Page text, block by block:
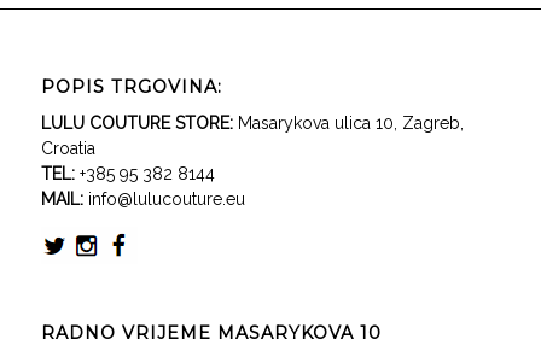
POPIS TRGOVINA:
LULU COUTURE STORE: Masarykova ulica 10, Zagreb,
Croatia
TEL:+385 95 382 8144
MAIL: info@lulucouture.eu
RADNO VRIJEME MASARYKOVA 10